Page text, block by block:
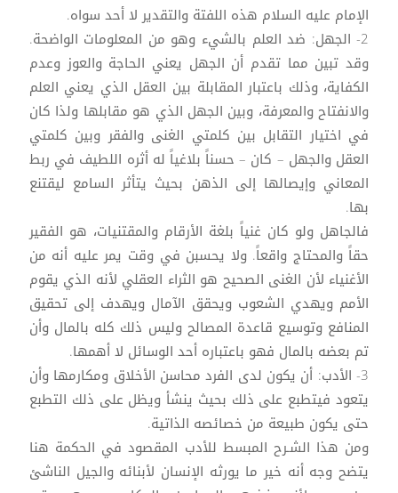
الإمام عليه السلام هذه اللفتة والتقدير لا أحد سواه.
2- الجهل: ضد العلم بالشيء وهو من المعلومات الواضحة.
وقد تبين مما تقدم أن الجهل يعني الحاجة والعوز وعدم
الكفاية، وذلك باعتبار المقابلة بين العقل الذي يعني العلم
والانفتاح والمعرفة، وبين الجهل الذي هو مقابلها ولذا كان
في اختيار التقابل بين كلمتي الغنى والفقر وبين كلمتي
العقل والجهل – كان – حسناً بلاغياً له أثره اللطيف في ربط
المعاني وإيصالها إلى الذهن بحيث يتأثر السامع ليقتنع
بها.
فالجاهل ولو كان غنياً بلغة الأرقام والمقتنيات، هو الفقير
حقاً والمحتاج واقعاً. ولا يحسبن في وقت يمر عليه أنه من
الأغنياء لأن الغنى الصحيح هو الثراء العقلي لأنه الذي يقوم
الأمم ويهدي الشعوب ويحقق الآمال ويهدف إلى تحقيق
المنافع وتوسيع قاعدة المصالح وليس ذلك كله بالمال وأن
تم بعضه بالمال فهو باعتباره أحد الوسائل لا أهمها.
3- الأدب: أن يكون لدى الفرد محاسن الأخلاق ومكارمها وأن
يتعود فيتطبع على ذلك بحيث ينشأ ويظل على ذلك التطبع
حتى يكون طبيعة من خصائصه الذاتية.
ومن هذا الشـرح المبسط للأدب المقصود في الحكمة هنا
يتضح وجه أنه خير ما يورثه الإنسان لأبنائه والجيل الناشئ